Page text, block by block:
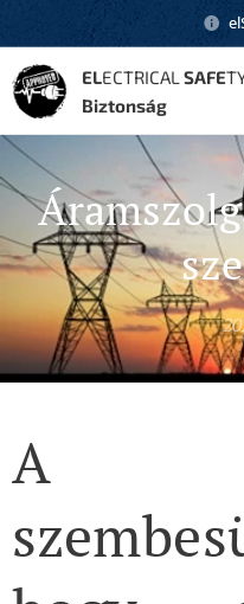
ELECTRICAL SAFE
Biztonság
A